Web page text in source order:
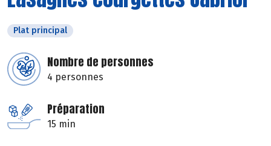
Plat principal
Nombre de personnes
4 personnes
Préparation
15 min